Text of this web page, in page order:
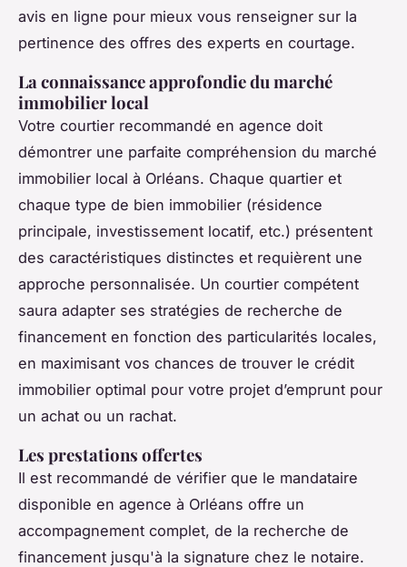
avis en ligne pour mieux vous renseigner sur la
pertinence des offres des experts en courtage.
La connaissance approfondie du marché
immobilier local
Votre courtier recommandé en agence doit
démontrer une parfaite compréhension du marché
immobilier local à Orléans. Chaque quartier et
chaque type de bien immobilier (résidence
principale, investissement locatif, etc.) présentent
des caractéristiques distinctes et requièrent une
approche personnalisée. Un courtier compétent
saura adapter ses stratégies de recherche de
financement en fonction des particularités locales,
en maximisant vos chances de trouver le crédit
immobilier optimal pour votre projet d’emprunt pour
un achat ou un rachat.
Les prestations offertes
Il est recommandé de vérifier que le mandataire
disponible en agence à Orléans offre un
accompagnement complet, de la recherche de
financement jusqu'à la signature chez le notaire.